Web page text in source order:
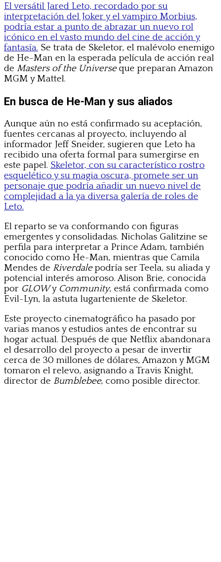
El versátil Jared Leto, recordado por su
interpretación del Joker y el vampiro Morbius,
podría estar a punto de abrazar un nuevo rol
icónico en el vasto mundo del cine de acción y
fantasía. Se trata de Skeletor, el malévolo enemigo
de He-Man en la esperada película de acción real
de Masters of the Universeque preparan Amazon
MGM y Mattel.
En busca de He-Man y sus aliados
Aunque aún no está confirmado su aceptación,
fuentes cercanas al proyecto, incluyendo al
informador Jeff Sneider, sugieren que Leto ha
recibido una oferta formal para sumergirse en
este papel. Skeletor, con su característico rostro
esquelético y su magia oscura, promete ser un
personaje que podría añadir un nuevo nivel de
complejidad a la ya diversa galería de roles de
Leto.
El reparto se va conformando con figuras
emergentes y consolidadas. Nicholas Galitzine se
perfila para interpretar a Prince Adam, también
conocido como He-Man, mientras que Camila
Mendes de Riverdalepodría ser Teela, su aliada y
potencial interés amoroso. Alison Brie, conocida
por GLOWy Community, está confirmada como
Evil-Lyn, la astuta lugarteniente de Skeletor.
Este proyecto cinematográfico ha pasado por
varias manos y estudios antes de encontrar su
hogar actual. Después de que Netflix abandonara
el desarrollo del proyecto a pesar de invertir
cerca de 30 millones de dólares, Amazon y MGM
tomaron el relevo, asignando a Travis Knight,
director de Bumblebee, como posible director.